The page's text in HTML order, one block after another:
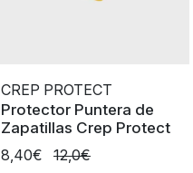
CREP PROTECT
Protector Puntera de
Zapatillas Crep Protect
8,40€
12,0€